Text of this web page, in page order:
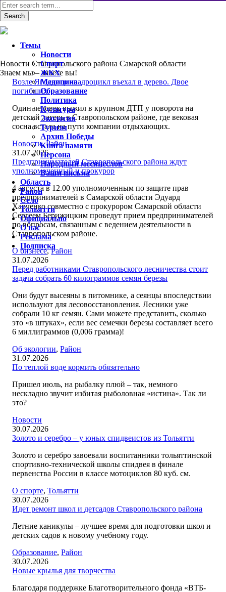
Новости Ставропольского района Самарской области
Знаем мы – знаете вы!
Возле Ягодного квадроцикл въехал в дерево. Двое
погибших
Один человек выжил в крупном ДТП у поворота на
детский лагерь в Ставропольском районе, где вековая
сосна встала на пути компании отдыхающих.
Новости,Район
31.07.2026
Предпринимателей Ставропольского района ждут
уполномоченный и прокурор
4 августа в 12.00 уполномоченным по защите прав
предпринимателей в Самарской области Эдуард
Харченко совместно с прокурором Самарской области
Сергеем Берижицким проведут прием предпринимателей
по вопросам, связанным с ведением деятельности в
Ставропольском районе.
О бизнесе,Район
31.07.2026
Перед работниками Ставропольского лесничества стоит
задача собрать 60 килограммов семян березы
Они будут высеяны в питомнике, а сеянцы впоследствии
используют для лесовосстановления. Лесники уже
собрали 10 кг семян. Сами можете представить, сколько
это «в штуках», если вес семечки березы составляет всего
6 миллиграммов (0,006 грамма)!
Об экологии,Район
31.07.2026
По теплой воде кормить обязательно
Пришел июль, на рыбалку плюй – так, немного
нескладно звучит избитая рыболовная «истина». Так ли
это?
Новости
30.07.2026
Золото и серебро – у юных спидвеистов из Тольятти
Золото и серебро завоевали воспитанники тольяттинской
спортивно-технической школы спидвея в финале
первенства России в классе мотоциклов 80 куб. см.
O спорте,Тольятти
30.07.2026
Идет ремонт школ и детсадов Ставропольского района
Летние каникулы – лучшее время для подготовки школ и
детских садов к новому учебному году.
Образование,Район
30.07.2026
Новые крылья для творчества
Благодаря поддержке Благотворительного фонда «ВТБ-
Темы
Новости
Спорт
ЖКХ
Медицина
Образование
Политика
Культура
Экология
Туризм
Архив Победы
Книга памяти
Персона
Народный месяцеслов
Ваши письма
Область
Район
Село
Тольятти
Официально
О нас
Реклама
Подписка